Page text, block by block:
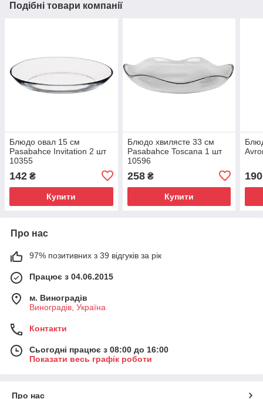
Подібні товари компанії
Блюдо овал 15 см
Pasabahce Invitation 2 шт
10355
142 ₴
Купити
Блюдо хвилясте 33 см
Pasabahce Toscana 1 шт
10596
258₴
Купити
190
Про нас
97% позитивних з 39 відгуків за рік
Працює з 04.06.2015
м. Виноградів
Виноградів, Україна
Контакти
Сьогодні працює з 08:00 до 16:00
Показати весь графік роботи
Про нас